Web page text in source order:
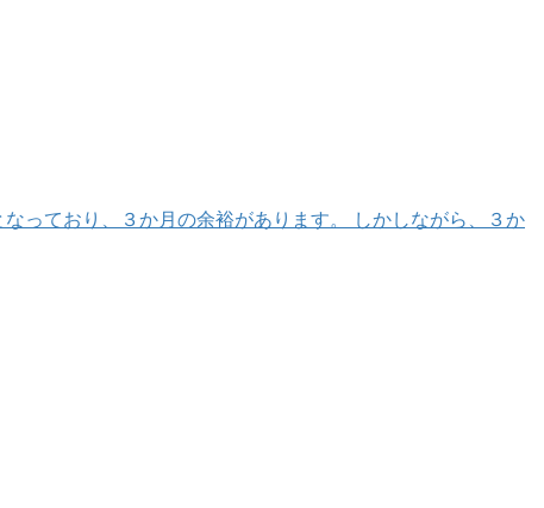
っており、３か月の余裕があります。 しかしながら、３か